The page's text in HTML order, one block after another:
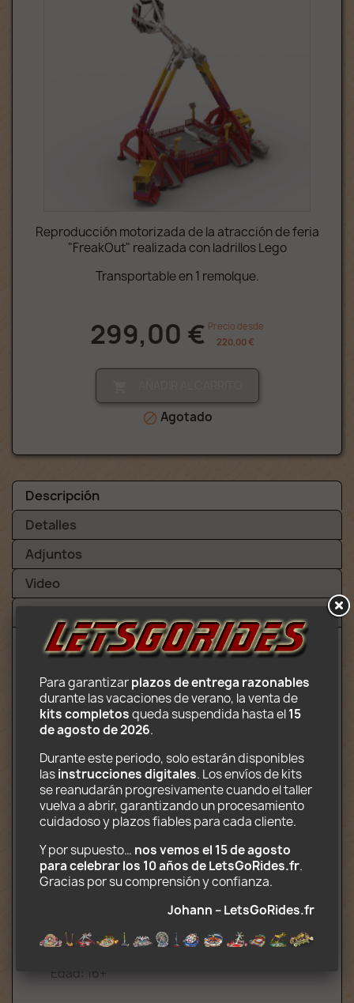
Reproducción motorizada de la atracción de feria
"FreakOut" realizada con ladrillos Lego
Transportable en 1 remolque.
299,00 € Precio desde
220,00 €
 Agotado
Descripción
Detalles
Adjuntos
Video
Contenido:
Recorrido completo (4 góndolas
giratorias en el extremo de un péndulo)
Camión de transporte
Decoraciones impresas en papel
fotográfico.
CD-Rom que contiene instrucciones de
montaje y transporte (.pdf) y
decoraciones (.jpg)
Opcional (kit motorizado completo):
remoto de 2 canales, Receptor de
infrarrojos compatible con Lego Power
Function
Edad: 16+
Para garantizar plazos de entrega razonables
kits completos queda suspendida hasta el 15
de agosto de 2026.
Durante este periodo, solo estarán disponibles
las instrucciones digitales. Los envíos de kits
se reanudarán progresivamente cuando el taller
vuelva a abrir, garantizando un procesamiento
cuidadoso y plazos fiables para cada cliente.
Y por supuesto… nos vemos el 15 de agosto
para celebrar los 10 años de LetsGoRides.fr.
Gracias por su comprensión y confianza.
Johann – LetsGoRides.fr